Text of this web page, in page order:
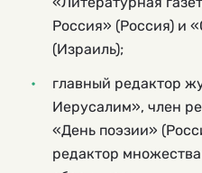
Россия» (Россия) и
(Израиль);
главный редактор
Иерусалим», член
«День поэзии»
редактор